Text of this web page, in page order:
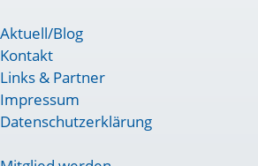
Aktuell/Blog
Kontakt
Links & Partner
Impressum
Datenschutzerklärung